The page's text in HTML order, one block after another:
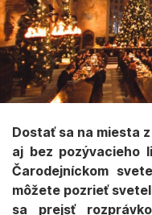
Dostať sa na miesta
aj bez pozývacieho
Čarodejníckom
môžete pozrieť
sa prejsť